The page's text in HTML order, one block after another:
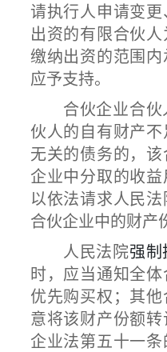
请执行人申请变
出资的有限合伙
缴纳出资的范围
应予支持。
合伙企业合伙
伙人的自有财产
无关的债务的，
企业中分取的收
以依法请求人民法
合伙企业中的财产
人民法院强制
时，应当通知全
优先购买权；其
意将该财产份额
企业法第五十一